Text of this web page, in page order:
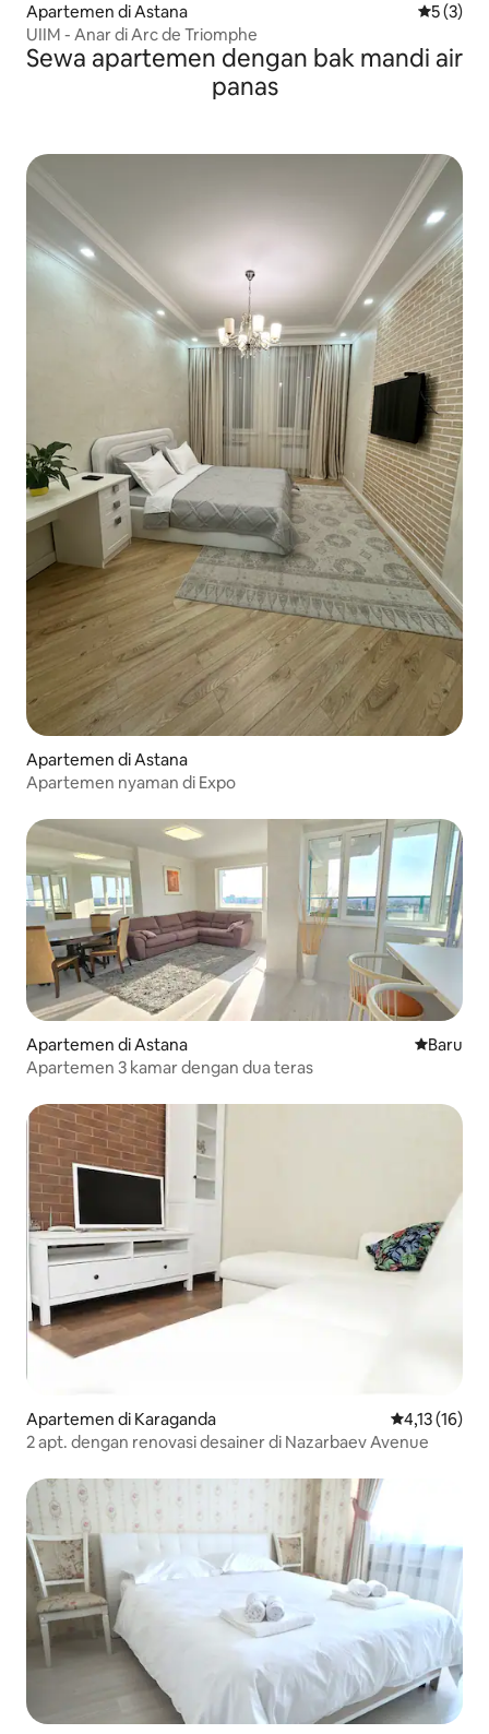
Apartemen di Astana Nilai
5 (3)
UIIM - Anar di Arc de Triomphe
Sewa apartemen dengan bak mandi air
panas
Apartemen di Astana
Apartemen nyaman di Expo
Apartemen di Astana Tempat
Baru
Apartemen 3 kamar dengan dua teras
Apartemen di Karaganda Nilai rata-
4,13 (16)
2 apt. dengan renovasi desainer di Nazarbaev Avenue